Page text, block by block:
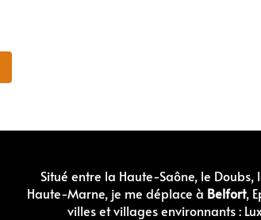
Situé entre la Haute-Saône, le Doubs,
Haute-Marne, je me déplace à Belfort,
villes et villages environnants :